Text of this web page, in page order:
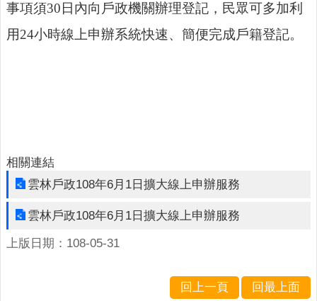
站
覽
網
站
全
策
事項須30日內向戶政機關辦理登記，民眾可多加利
用24小時線上申辦系統快速、簡便完成戶籍登記。
相關連結
雲林戶政108年6月1日擴大線上申辦服務
雲林戶政108年6月1日擴大線上申辦服務
上版日期：108-05-31
回上一頁 回最上面